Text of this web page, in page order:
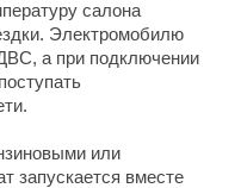
салона
Электромобилю
а при подключении
или
запускается вместе